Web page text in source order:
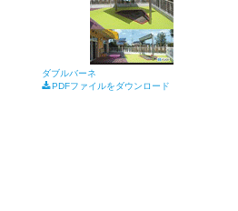
ダブルバーネ
PDFファイルをダウンロード